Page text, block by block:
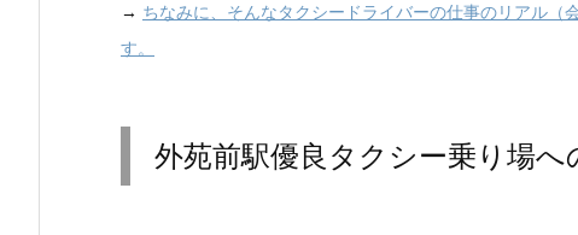
→ ちなみに、そんなタクシードライバーの仕事のリアル（
す。
外苑前駅優良タクシー乗り場へ